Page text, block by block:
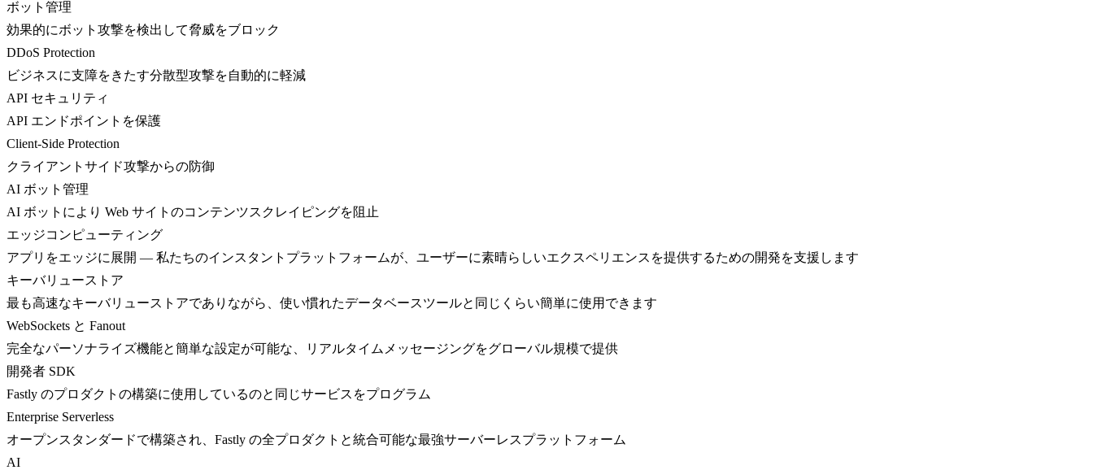
ボット管理
効果的にボット攻撃を検出して脅威をブロック
DDoS Protection
ビジネスに支障をきたす分散型攻撃を自動的に軽減
API セキュリティ
API エンドポイントを保護
Client-Side Protection
クライアントサイド攻撃からの防御
AI ボット管理
AI ボットにより Web サイトのコンテンツスクレイピングを阻止
エッジコンピューティング
アプリをエッジに展開 — 私たちのインスタントプラットフォームが、ユーザーに素晴らしいエクスペリエンスを提供するための開発を支援します
キーバリューストア
最も高速なキーバリューストアでありながら、使い慣れたデータベースツールと同じくらい簡単に使用できます
WebSockets と Fanout
完全なパーソナライズ機能と簡単な設定が可能な、リアルタイムメッセージングをグローバル規模で提供
開発者 SDK
Fastly のプロダクトの構築に使用しているのと同じサービスをプログラム
Enterprise Serverless
オープンスタンダードで構築され、Fastly の全プロダクトと統合可能な最強サーバーレスプラットフォーム
AI